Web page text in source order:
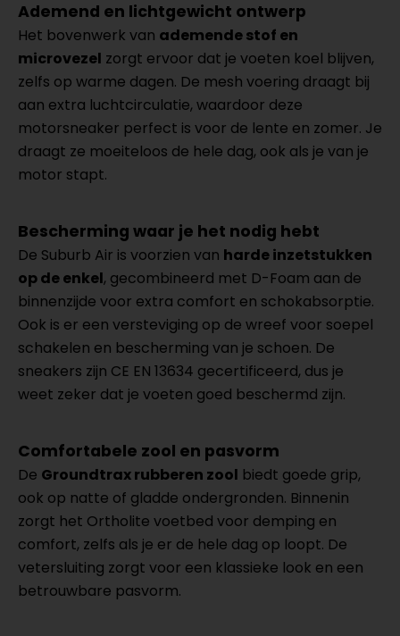
Ademend en lichtgewicht ontwerp
Het bovenwerk van ademende stof en
microvezel zorgt ervoor dat je voeten koel blijven,
zelfs op warme dagen. De mesh voering draagt bij
aan extra luchtcirculatie, waardoor deze
motorsneaker perfect is voor de lente en zomer. Je
draagt ze moeiteloos de hele dag, ook als je van je
motor stapt.
Bescherming waar je het nodig hebt
De Suburb Air is voorzien van harde inzetstukken
op de enkel, gecombineerd met D-Foam aan de
binnenzijde voor extra comfort en schokabsorptie.
Ook is er een versteviging op de wreef voor soepel
schakelen en bescherming van je schoen. De
sneakers zijn CE EN 13634 gecertificeerd, dus je
weet zeker dat je voeten goed beschermd zijn.
Comfortabele zool en pasvorm
De Groundtrax rubberen zool biedt goede grip,
ook op natte of gladde ondergronden. Binnenin
zorgt het Ortholite voetbed voor demping en
comfort, zelfs als je er de hele dag op loopt. De
vetersluiting zorgt voor een klassieke look en een
betrouwbare pasvorm.